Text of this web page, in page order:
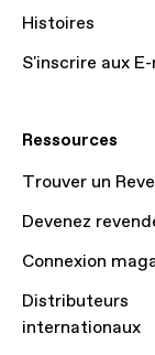
Histoires
S'inscrire aux
Ressources
Trouver un
Devenez
Connexion
Distributeurs
internationaux